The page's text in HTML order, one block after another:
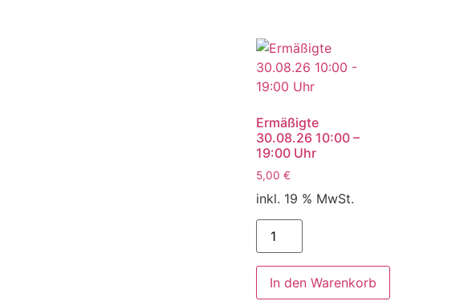
Ermäßigte
30.08.26 10:00 –
19:00 Uhr
5,00 €
inkl. 19 % MwSt.
In den Warenkorb